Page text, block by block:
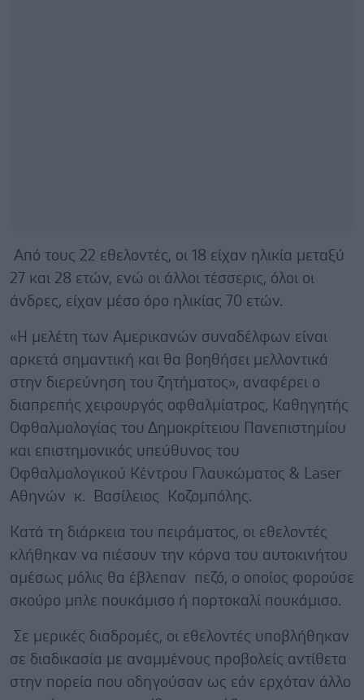
Από τους 22 εθελοντές, οι 18 είχαν ηλικία μεταξύ
27 και 28 ετών, ενώ οι άλλοι τέσσερις, όλοι οι
άνδρες, είχαν μέσο όρο ηλικίας 70 ετών.
«Η μελέτη των Αμερικανών συναδέλφων είναι
αρκετά σημαντική και θα βοηθήσει μελλοντικά
στην διερεύνηση του ζητήματος», αναφέρει ο
διαπρεπής χειρουργός οφθαλμίατρος, Καθηγητής
Οφθαλμολογίας του Δημοκρίτειου Πανεπιστημίου
και επιστημονικός υπεύθυνος του
Οφθαλμολογικού Κέντρου Γλαυκώματος & Laser
Αθηνών κ. Βασίλειος Κοζομπόλης.
Κατά τη διάρκεια του πειράματος, οι εθελοντές
κλήθηκαν να πιέσουν την κόρνα του αυτοκινήτου
αμέσως μόλις θα έβλεπαν πεζό, ο οποίος φορούσε
σκούρο μπλε πουκάμισο ή πορτοκαλί πουκάμισο.
Σε μερικές διαδρομές, οι εθελοντές υποβλήθηκαν
σε διαδικασία με αναμμένους προβολείς αντίθετα
στην πορεία που οδηγούσαν ως εάν ερχόταν άλλο